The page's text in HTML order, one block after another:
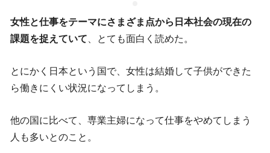
女性と仕事をテーマにさまざま点から日本社会の現在の
課題を捉えていて 、とても面白く読めた。
とにかく日本という国で、女性は結婚して子供ができた
ら働きにくい状況になってしまう。
他の国に比べて、専業主婦になって仕事をやめてしまう
人も多いとのこと。